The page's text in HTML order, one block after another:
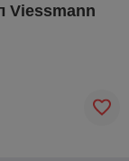
Viessmann